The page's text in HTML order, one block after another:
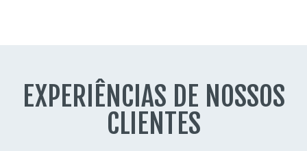
EXPERIÊNCIAS DE NOSSOS
CLIENTES